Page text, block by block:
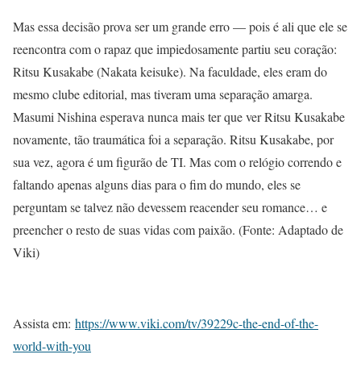
Mas essa decisão prova ser um grande erro — pois é ali que ele se
reencontra com o rapaz que impiedosamente partiu seu coração:
Ritsu Kusakabe (Nakata keisuke). Na faculdade, eles eram do
mesmo clube editorial, mas tiveram uma separação amarga.
Masumi Nishina esperava nunca mais ter que ver Ritsu Kusakabe
novamente, tão traumática foi a separação. Ritsu Kusakabe, por
sua vez, agora é um figurão de TI. Mas com o relógio correndo e
faltando apenas alguns dias para o fim do mundo, eles se
perguntam se talvez não devessem reacender seu romance… e
preencher o resto de suas vidas com paixão. (Fonte: Adaptado de
Viki)
Assista em: https://www.viki.com/tv/39229c-the-end-of-the-
world-with-you